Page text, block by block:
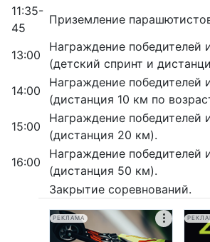
11:35-
45
Приземление
13:00
Награждение победителей
(детский спринт и
14:00
Награждение победителей
(дистанция 10 км по
15:00
Награждение победителей
(дистанция 20 км).
16:00
Награждение победителей
(дистанция 50 км).
Закрытие соревнований.
РЕКЛАМА